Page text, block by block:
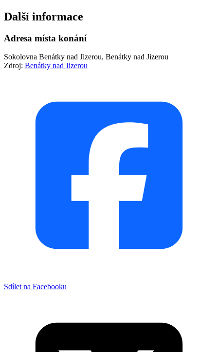
Další informace
Adresa místa konání
Sokolovna Benátky nad Jizerou, Benátky nad Jizerou
Zdroj: Benátky nad Jizerou
Sdílet na Facebooku